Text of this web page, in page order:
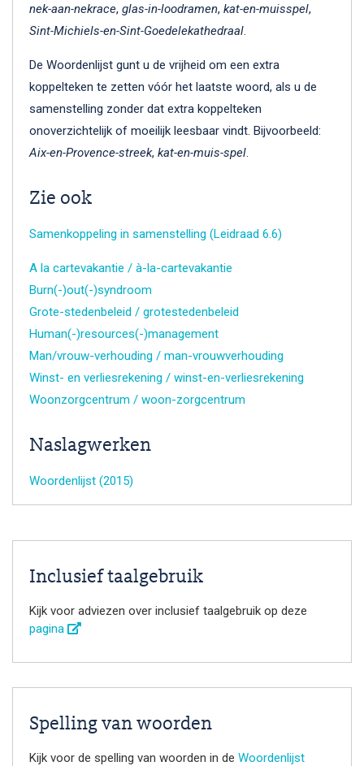
nek-aan-nekrace, glas-in-loodramen, kat-en-muisspel,
Sint-Michiels-en-Sint-Goedelekathedraal.
De Woordenlijst gunt u de vrijheid om een extra
koppelteken te zetten vóór het laatste woord, als u de
samenstelling zonder dat extra koppelteken
onoverzichtelijk of moeilijk leesbaar vindt. Bijvoorbeeld:
Aix-en-Provence-streek, kat-en-muis-spel.
Zie ook
Samenkoppeling in samenstelling (Leidraad 6.6)
A la cartevakantie / à-la-cartevakantie
Burn(-)out(-)syndroom
Grote-stedenbeleid / grotestedenbeleid
Human(-)resources(-)management
Man/vrouw-verhouding / man-vrouwverhouding
Winst- en verliesrekening / winst-en-verliesrekening
Woonzorgcentrum / woon-zorgcentrum
Naslagwerken
Woordenlijst (2015)
Inclusief taalgebruik
Kijk voor adviezen over inclusief taalgebruik op deze
pagina
Spelling van woorden
Kijk voor de spelling van woorden in de Woordenlijst